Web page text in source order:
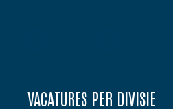
VACATURES PER DIVISIE